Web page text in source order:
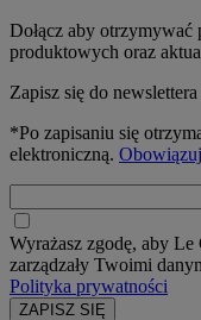
Dołącz aby otrzymywać
produktowych oraz
Zapisz się do
*Po zapisaniu się
elektroniczną.
Wyrażasz zgodę, aby
zarządzały Twoimi
Polityka prywatności